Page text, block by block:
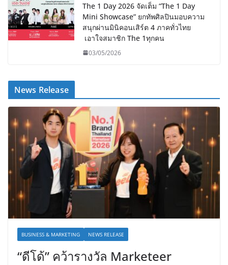
The 1 Day 2026 จัดเต็ม “The 1 Day
Mini Showcase” ยกทัพศิลปินมอบความ
สนุกผ่านมินิคอนเสิร์ต 4 ภาคทั่วไทย
เอาใจสมาชิก The 1ทุกคน
03/05/2026
News Release
BUSINESS & MARKETING NEWS RELEASE
“ดีโด้” คว้ารางวัล Marketeer